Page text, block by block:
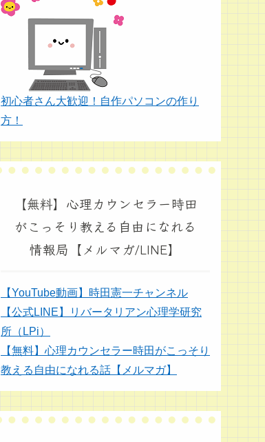
初心者さん大歓迎！自作パソコンの作り
方！
【無料】心理カウンセラー時田
がこっそり教える自由になれる
情報局【メルマガ/LINE】
【YouTube動画】時田憲一チャンネル
【公式LINE】リバータリアン心理学研究
所（LPi）
【無料】心理カウンセラー時田がこっそり
教える自由になれる話【メルマガ】